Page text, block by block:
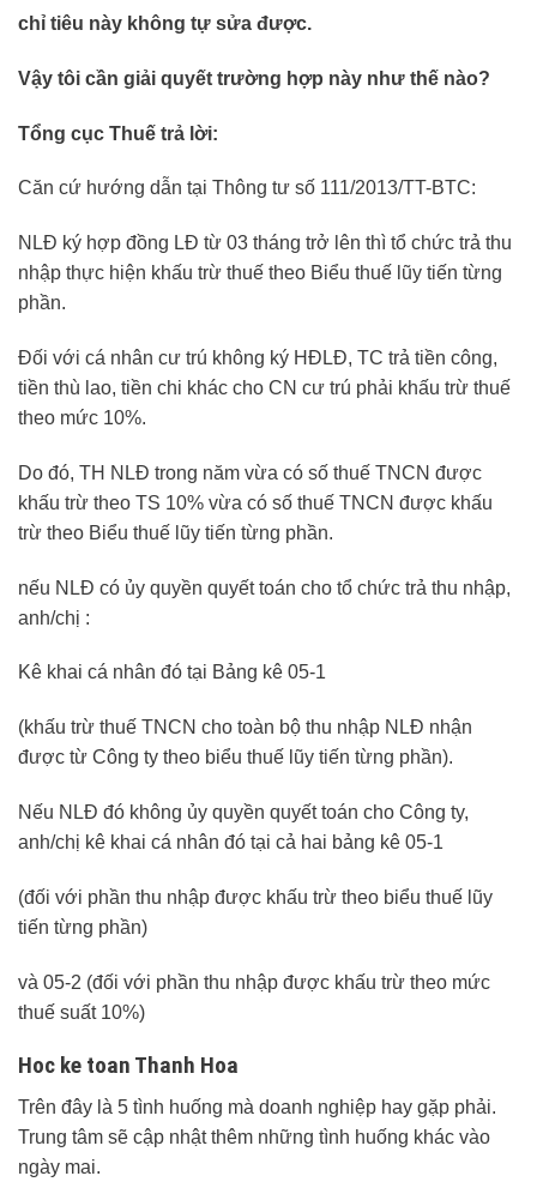
chỉ tiêu này không tự sửa được.
Vậy tôi cần giải quyết trường hợp này như thế nào?
Tổng cục Thuế trả lời:
Căn cứ hướng dẫn tại Thông tư số 111/2013/TT-BTC:
NLĐ ký hợp đồng LĐ từ 03 tháng trở lên thì tổ chức trả thu
nhập thực hiện khấu trừ thuế theo Biểu thuế lũy tiến từng
phần.
Đối với cá nhân cư trú không ký HĐLĐ, TC trả tiền công,
tiền thù lao, tiền chi khác cho CN cư trú phải khấu trừ thuế
theo mức 10%.
Do đó, TH NLĐ trong năm vừa có số thuế TNCN được
khấu trừ theo TS 10% vừa có số thuế TNCN được khấu
trừ theo Biểu thuế lũy tiến từng phần.
nếu NLĐ có ủy quyền quyết toán cho tổ chức trả thu nhập,
anh/chị :
Kê khai cá nhân đó tại Bảng kê 05-1
(khấu trừ thuế TNCN cho toàn bộ thu nhập NLĐ nhận
được từ Công ty theo biểu thuế lũy tiến từng phần).
Nếu NLĐ đó không ủy quyền quyết toán cho Công ty,
anh/chị kê khai cá nhân đó tại cả hai bảng kê 05-1
(đối với phần thu nhập được khấu trừ theo biểu thuế lũy
tiến từng phần)
và 05-2 (đối với phần thu nhập được khấu trừ theo mức
thuế suất 10%)
Hoc ke toan Thanh Hoa
Trên đây là 5 tình huống mà doanh nghiệp hay gặp phải.
Trung tâm sẽ cập nhật thêm những tình huống khác vào
ngày mai.